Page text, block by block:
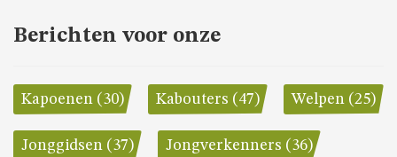
Berichten voor onze
Kapoenen (30) Kabouters (47) Welpen (25)
Jonggidsen (37) Jongverkenners (36)